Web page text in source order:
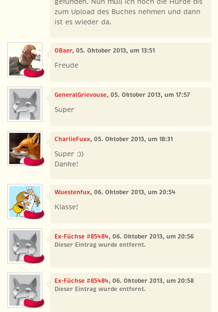
zum Upload des Buches nehmen und dann
ist es wieder da.
OBaer, 05. Oktober 2013, um 13:51
Freude
GeneralGrievouse, 05. Oktober 2013, um 17:57
Super
CharlieFuxx, 05. Oktober 2013, um 18:31
Super :))
Danke!
Wuestenfux, 06. Oktober 2013, um 20:54
Klasse!
Ex-Füchse #85484, 06. Oktober 2013, um 20:56
Dieser Eintrag wurde entfernt.
Ex-Füchse #85484, 06. Oktober 2013, um 20:58
Dieser Eintrag wurde entfernt.